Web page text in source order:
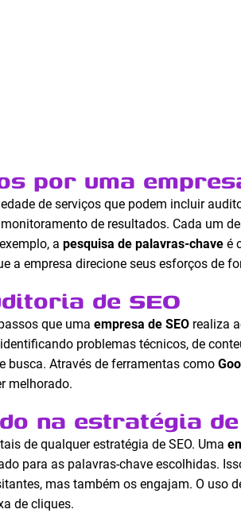
por uma
de serviços que podem incluir
de resultados. Cada um
a pesquisa de palavras-chave é
a empresa direcione seus esforços de
de SEO
que uma empresa de SEO realiza
problemas técnicos, de
busca. Através de ferramentas como
melhorado.
na estratégia de
de qualquer estratégia de SEO. Uma
para as palavras-chave escolhidas.
mas também os engajam. O uso
de cliques.